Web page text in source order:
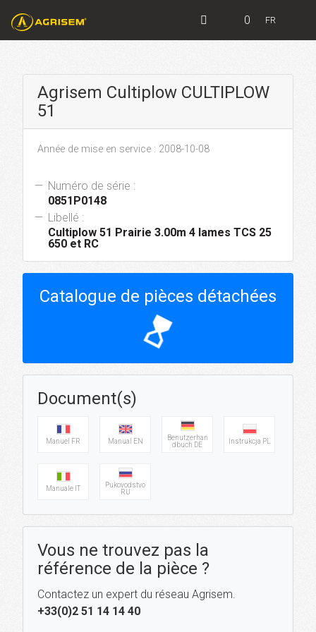
0 FR
Agrisem Cultiplow CULTIPLOW
51
Année de mise en service : 2008-10-08
Numéro de série :
0851P0148
Libellé :
Cultiplow 51 Prairie 3.00m 4 lames TCS 25
650 et RC
Catalogue de pièces détachées
hourglass_top
Document(s)
Manuel FR Manual EN
Benutzerhan
dbuch DE
Instrukcja PL
Manuale IT
Pukovodstvo
RU
Vous ne trouvez pas la
référence de la pièce ?
Contactez un expert du réseau Agrisem.
+33(0)2 51 14 14 40